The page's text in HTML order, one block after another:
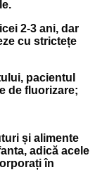
2-3 ani, dar
cu strictețe
pacientul
de fluorizare;
și alimente
adică acele
în